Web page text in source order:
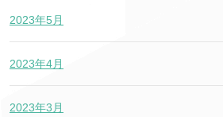
2023年5月
2023年4月
2023年3月